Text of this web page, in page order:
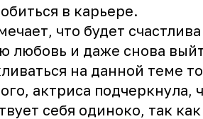
в карьере.
что будет счастлива
любовь и даже снова
на данной теме
актриса подчеркнула,
себя одиноко, так